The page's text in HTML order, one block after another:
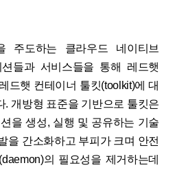
주도하는 클라우드 네이티브
션들과 서비스들을 통해 레드햇
드햇 컨테이너 툴킷(toolkit)에 대
. 개방형 표준을 기반으로 툴킷은
을 생성, 실행 및 공유하는 기술
을 간소화하고 부피가 크며 안전
의 필요성을 제거하는데